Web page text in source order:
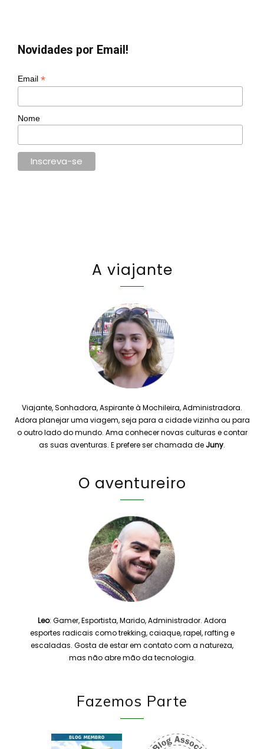
Novidades por Email!
Email *
Nome
A viajante
Viajante, Sonhadora, Aspirante à Mochileira, Administradora.
Adora planejar uma viagem, seja para a cidade vizinha ou para
o outro lado do mundo. Ama conhecer novas culturas e contar
as suas aventuras. E prefere ser chamada de Juny.
O aventureiro
Leo: Gamer, Esportista, Marido, Administrador. Adora
esportes radicais como trekking, caiaque, rapel, rafting e
escaladas. Gosta de estar em contato com a natureza,
mas não abre mão da tecnologia.
Fazemos Parte